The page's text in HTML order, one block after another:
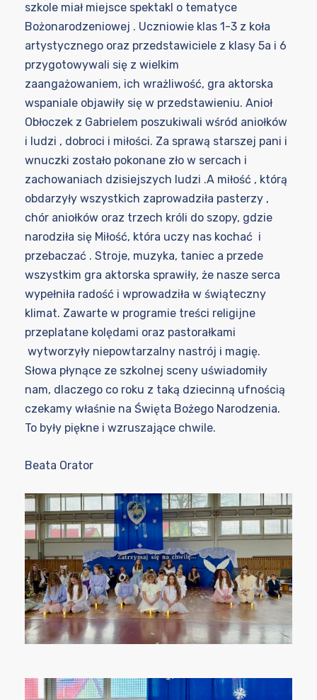
szkole miał miejsce spektakl o tematyce
Bożonarodzeniowej . Uczniowie klas 1-3 z koła
artystycznego oraz przedstawiciele z klasy 5a i 6
przygotowywali się z wielkim
zaangażowaniem, ich wrażliwość, gra aktorska
wspaniale objawiły się w przedstawieniu. Anioł
Obłoczek z Gabrielem poszukiwali wśród aniołków
i ludzi , dobroci i miłości. Za sprawą starszej pani i
wnuczki zostało pokonane zło w sercach i
zachowaniach dzisiejszych ludzi .A miłość , którą
obdarzyły wszystkich zaprowadziła pasterzy ,
chór aniołków oraz trzech króli do szopy, gdzie
narodziła się Miłość, która uczy nas kochać i
przebaczać . Stroje, muzyka, taniec a przede
wszystkim gra aktorska sprawiły, że nasze serca
wypełniła radość i wprowadziła w świąteczny
klimat. Zawarte w programie treści religijne
przeplatane kolędami oraz pastorałkami
wytworzyły niepowtarzalny nastrój i magię.
Słowa płynące ze szkolnej sceny uświadomiły
nam, dlaczego co roku z taką dziecinną ufnością
czekamy właśnie na Święta Bożego Narodzenia.
To były piękne i wzruszające chwile.
Beata Orator